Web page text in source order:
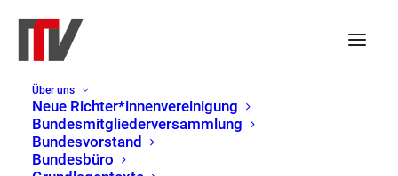
Über uns
Neue Richter*innenvereinigung
Bundesmitgliederversammlung
Bundesvorstand
Bundesbüro